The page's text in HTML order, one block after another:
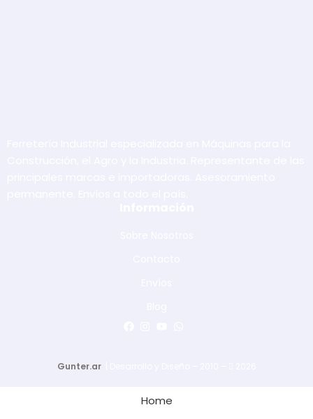
Gunter.ar| Desarrollo y Diseño – 2010 –
Home